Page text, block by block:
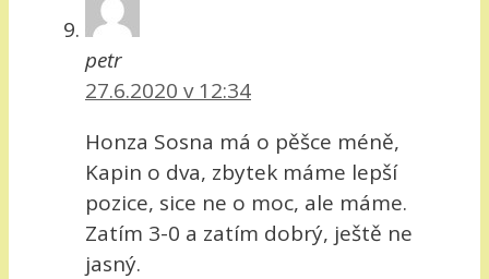
petr
27.6.2020 v 12:34
Honza Sosna má o pěšce méně,
Kapin o dva, zbytek máme lepší
pozice, sice ne o moc, ale máme.
Zatím 3-0 a zatím dobrý, ještě ne
jasný.